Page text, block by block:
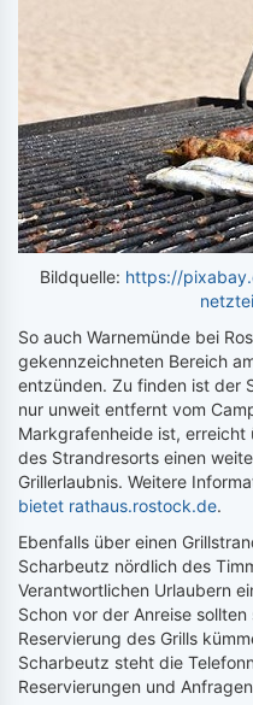
Bildquelle: https://
So auch Warnemünde bei
gekennzeichneten Bereich
entzünden. Zu finden ist der
nur unweit entfernt vom
Markgrafenheide ist,
des Strandresorts einen
Grillerlaubnis. Weitere
bietet rathaus.rostock.de.
Ebenfalls über einen
Scharbeutz nördlich des
Verantwortlichen Urlaubern
Schon vor der Anreise
Reservierung des Grills
Scharbeutz steht die
Reservierungen und